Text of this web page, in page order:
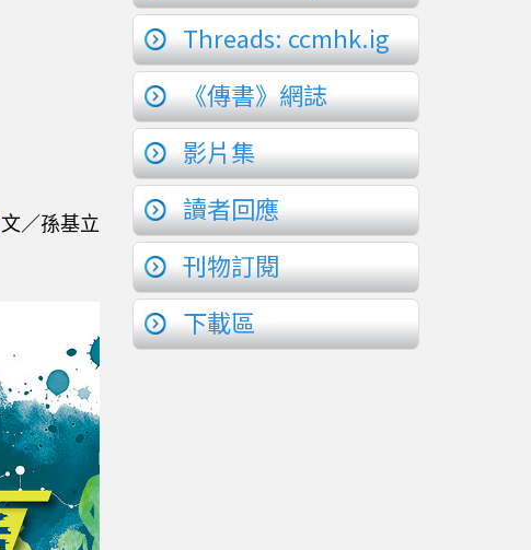
文／孫基立
Threads: ccmhk.ig
《傳書》網誌
影片集
讀者回應
刊物訂閱
下載區